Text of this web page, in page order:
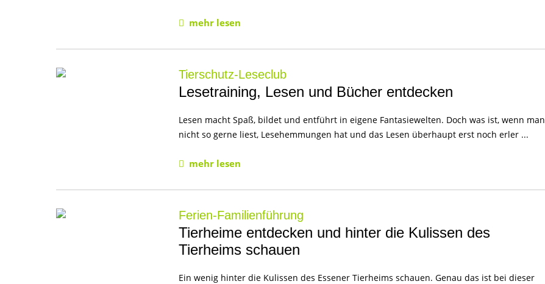
mehr lesen
Tierschutz-Leseclub
Lesetraining, Lesen und Bücher entdecken
Lesen macht Spaß, bildet und entführt in eigene Fantasiewelten. Doch was ist, wenn man
nicht so gerne liest, Lesehemmungen hat und das Lesen überhaupt erst noch erler ...
mehr lesen
Ferien-Familienführung
Tierheime entdecken und hinter die Kulissen des
Tierheims schauen
Ein wenig hinter die Kulissen des Essener Tierheims schauen. Genau das ist bei dieser